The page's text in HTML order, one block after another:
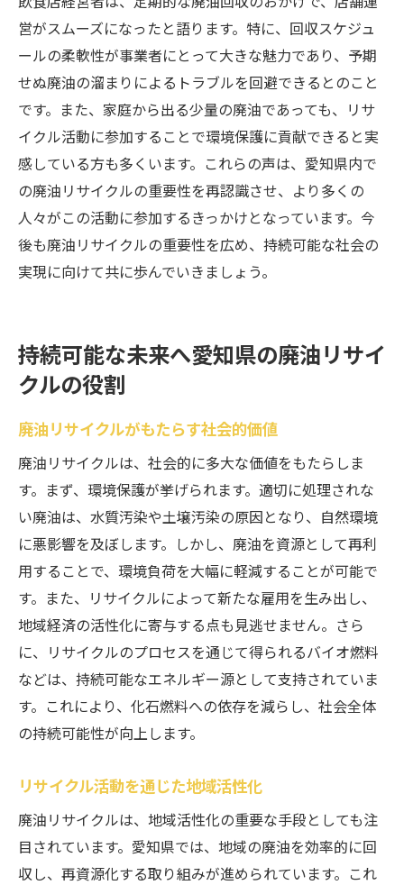
営がスムーズになったと語ります。特に、回収スケジュ
ールの柔軟性が事業者にとって大きな魅力であり、予期
せぬ廃油の溜まりによるトラブルを回避できるとのこと
です。また、家庭から出る少量の廃油であっても、リサ
イクル活動に参加することで環境保護に貢献できると実
感している方も多くいます。これらの声は、愛知県内で
の廃油リサイクルの重要性を再認識させ、より多くの
人々がこの活動に参加するきっかけとなっています。今
後も廃油リサイクルの重要性を広め、持続可能な社会の
実現に向けて共に歩んでいきましょう。
持続可能な未来へ愛知県の廃油リサイ
クルの役割
廃油リサイクルがもたらす社会的価値
廃油リサイクルは、社会的に多大な価値をもたらしま
す。まず、環境保護が挙げられます。適切に処理されな
い廃油は、水質汚染や土壌汚染の原因となり、自然環境
に悪影響を及ぼします。しかし、廃油を資源として再利
用することで、環境負荷を大幅に軽減することが可能で
す。また、リサイクルによって新たな雇用を生み出し、
地域経済の活性化に寄与する点も見逃せません。さら
に、リサイクルのプロセスを通じて得られるバイオ燃料
などは、持続可能なエネルギー源として支持されていま
す。これにより、化石燃料への依存を減らし、社会全体
の持続可能性が向上します。
リサイクル活動を通じた地域活性化
廃油リサイクルは、地域活性化の重要な手段としても注
目されています。愛知県では、地域の廃油を効率的に回
収し、再資源化する取り組みが進められています。これ